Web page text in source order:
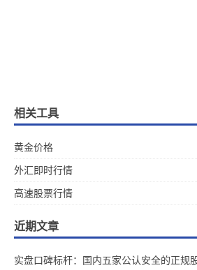
相关工具
黄金价格
外汇即时行情
高速股票行情
近期文章
实盘口碑标杆：国内五家公认安全的正规